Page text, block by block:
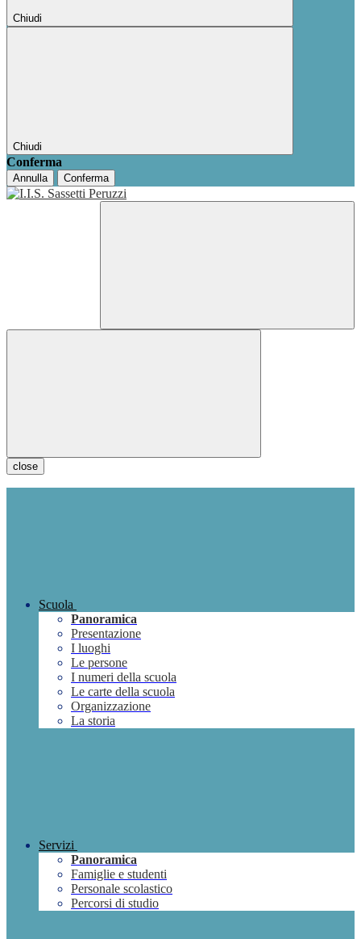
Chiudi
Chiudi
Conferma
Annulla Conferma
close
Scuola
Panoramica
Presentazione
I luoghi
Le persone
I numeri della scuola
Le carte della scuola
Organizzazione
La storia
Servizi
Panoramica
Famiglie e studenti
Personale scolastico
Percorsi di studio